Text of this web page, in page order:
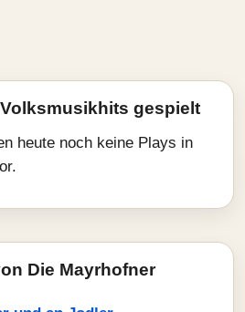
gespielt
heute noch keine Plays in
Die Mayrhofner